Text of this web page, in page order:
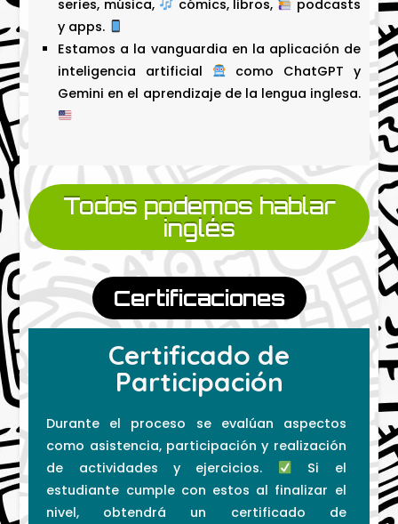
series, música, cómics, libros,
podcasts
y apps.
Estamos a la vanguardia en la aplicación de
inteligencia artificial
como ChatGPT y
Gemini en el aprendizaje de la lengua inglesa.
Todos podemos hablar
inglés
Certificaciones
Certificado de
Participación
Durante el proceso se evalúan aspectos
como asistencia, participación y realización
de actividades y ejercicios.
Si el
estudiante cumple con estos al finalizar el
nivel, obtendrá un certificado de